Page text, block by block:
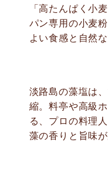
「高たんぱく小
パン専用の小麦
よい食感と自然
淡路島の藻塩は
縮。料亭や高級
る、プロの料理
藻の香りと旨味が